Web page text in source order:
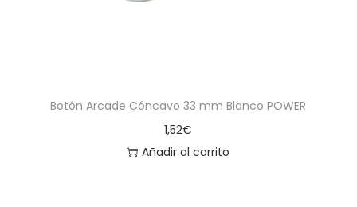
Botón Arcade Cóncavo 33 mm Blanco POWER
1,52€
Añadir al carrito